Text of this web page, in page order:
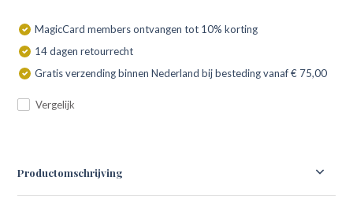
MagicCard members ontvangen tot 10% korting
14 dagen retourrecht
Gratis verzending binnen Nederland bij besteding vanaf € 75,00
Vergelijk
Productomschrijving